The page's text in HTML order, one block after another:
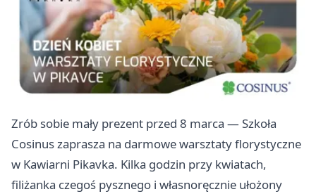
Zrób sobie mały prezent przed 8 marca — Szkoła
Cosinus zaprasza na darmowe warsztaty florystyczne
w Kawiarni Pikavka. Kilka godzin przy kwiatach,
filiżanka czegoś pysznego i własnoręcznie ułożony